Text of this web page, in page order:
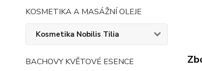
KOSMETIKA A MASÁŽNÍ OLEJE
Kosmetika Nobilis Tilia
BACHOVY KVĚTOVÉ ESENCE